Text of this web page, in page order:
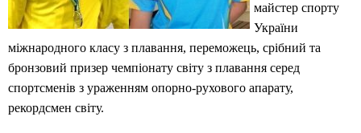
майстер спорту
України
міжнародного класу з плавання, переможець, срібний та
бронзовий призер чемпіонату світу з плавання серед
спортсменів з ураженням опорно-рухового апарату,
рекордсмен світу.